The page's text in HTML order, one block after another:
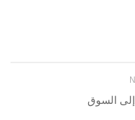
السوق